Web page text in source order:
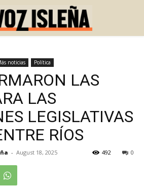
noticias Política
LAS
LAS
LEGISLATIVAS
RÍOS
- August 18, 2025 0
492